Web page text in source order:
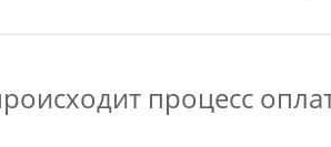
процесс